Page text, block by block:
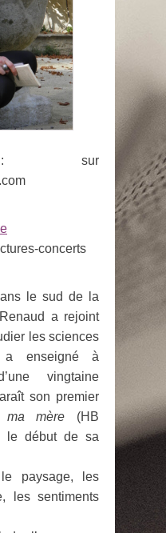
concerts
le sud de la
a rejoint
les sciences
enseigné à
vingtaine
son premier
ma mère (HB
le début de sa
paysage, les
les sentiments